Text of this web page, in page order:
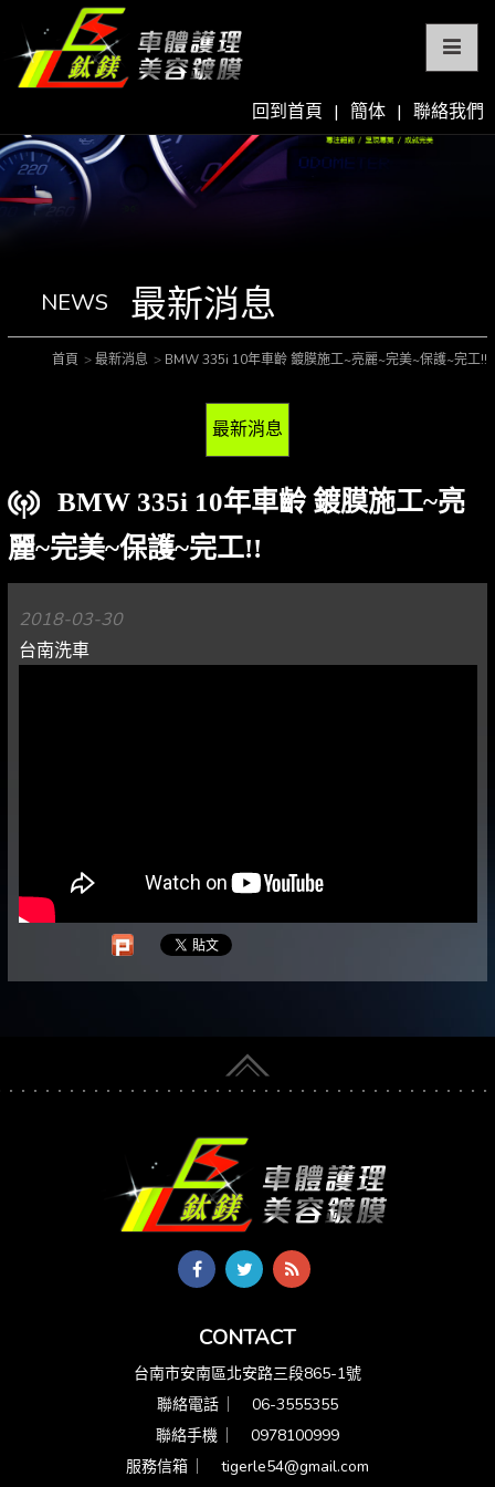
回到首頁 | 簡体 | 聯絡我們
NEWS 最新消息
首頁 最新消息 BMW 335i 10年車齡 鍍膜施工~亮麗~完美~保護~完工!!
最新消息
BMW 335i 10年車齡 鍍膜施工~亮
麗~完美~保護~完工!!
2018-03-30
台南洗車​
CONTACT
台南市安南區北安路三段865-1號
聯絡電話 ︳ 06-3555355
聯絡手機 ︳ 0978100999
服務信箱 ︳ tigerle54@gmail.com